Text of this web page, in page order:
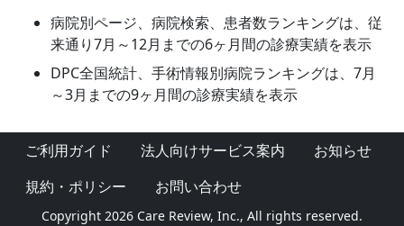
病院別ページ、病院検索、患者数ランキングは、従
来通り7月～12月までの6ヶ月間の診療実績を表示
DPC全国統計、手術情報別病院ランキングは、7月
～3月までの9ヶ月間の診療実績を表示
ご利用ガイド 法人向けサービス案内
お知らせ
規約・ポリシー
お問い合わせ
Copyright 2026 Care Review, Inc., All rights reserved.